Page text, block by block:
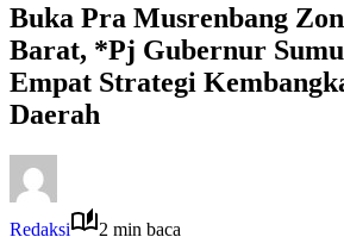
Buka Pra Musrenbang
Barat, *Pj Gubernur
Empat Strategi
Daerah
Redaksi
2 min baca